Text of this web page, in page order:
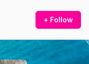
+ Follow